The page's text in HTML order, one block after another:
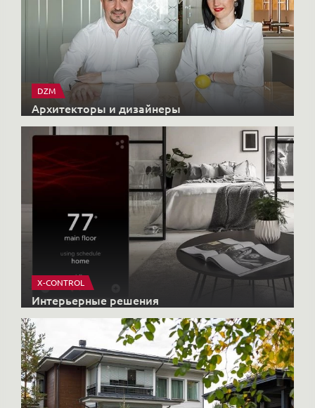
DZM
Архитекторы и дизайнеры
X-CONTROL
Интерьерные решения